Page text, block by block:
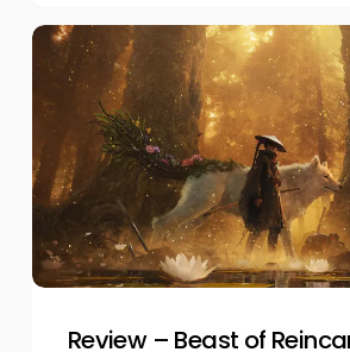
Review
–
Beast
Reincarnation
Review – Beast of